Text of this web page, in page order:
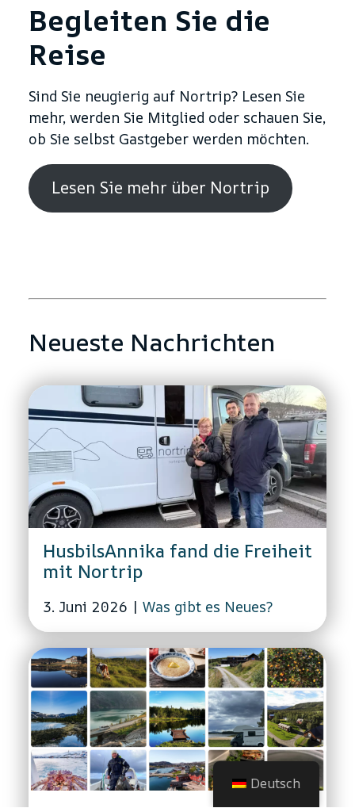
Begleiten Sie die
Reise
Sind Sie neugierig auf Nortrip? Lesen Sie
mehr, werden Sie Mitglied oder schauen Sie,
ob Sie selbst Gastgeber werden möchten.
Lesen Sie mehr über Nortrip
Neueste Nachrichten
HusbilsAnnika fand die Freiheit
mit Nortrip
3. Juni 2026 | Was gibt es Neues?
Deutsch